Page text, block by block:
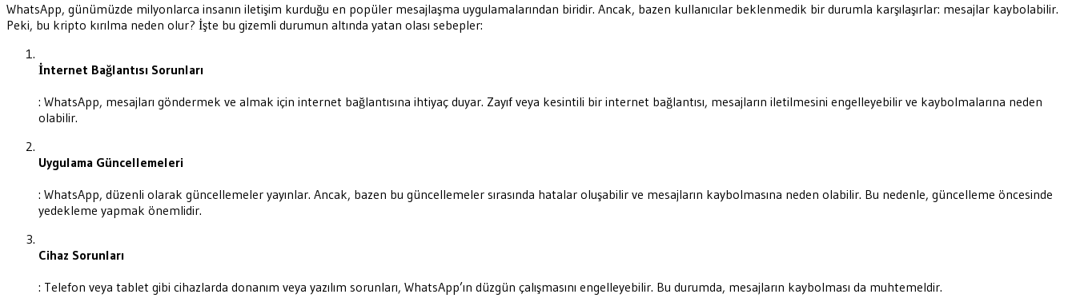
WhatsApp, günümüzde milyonlarca insanın iletişim kurduğu en popüler mesajlaşma uygulamalarından biridir. Ancak, bazen kullanıcılar beklenmedik bir durumla karşılaşırlar: mesajlar kaybolabilir.
Peki, bu kripto kırılma neden olur? İşte bu gizemli durumun altında yatan olası sebepler:
İnternet Bağlantısı Sorunları
: WhatsApp, mesajları göndermek ve almak için internet bağlantısına ihtiyaç duyar. Zayıf veya kesintili bir internet bağlantısı, mesajların iletilmesini engelleyebilir ve kaybolmalarına neden
olabilir.
Uygulama Güncellemeleri
: WhatsApp, düzenli olarak güncellemeler yayınlar. Ancak, bazen bu güncellemeler sırasında hatalar oluşabilir ve mesajların kaybolmasına neden olabilir. Bu nedenle, güncelleme öncesinde
yedekleme yapmak önemlidir.
Cihaz Sorunları
: Telefon veya tablet gibi cihazlarda donanım veya yazılım sorunları, WhatsApp’ın düzgün çalışmasını engelleyebilir. Bu durumda, mesajların kaybolması da muhtemeldir.